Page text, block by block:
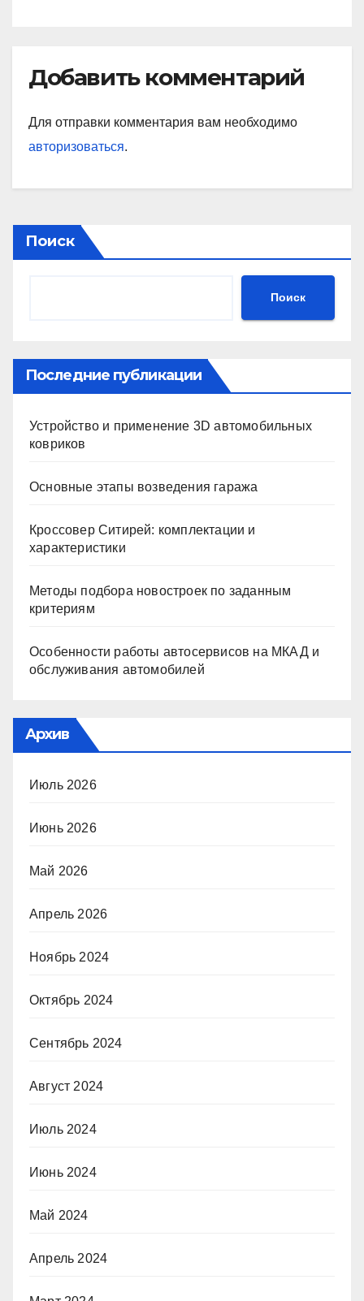
Добавить комментарий
Для отправки комментария вам необходимо
авторизоваться.
Поиск
Поиск
Последние публикации
Устройство и применение 3D автомобильных
ковриков
Основные этапы возведения гаража
Кроссовер Ситирей: комплектации и
характеристики
Методы подбора новостроек по заданным
критериям
Особенности работы автосервисов на МКАД и
обслуживания автомобилей
Архив
Июль 2026
Июнь 2026
Май 2026
Апрель 2026
Ноябрь 2024
Октябрь 2024
Сентябрь 2024
Август 2024
Июль 2024
Июнь 2024
Май 2024
Апрель 2024